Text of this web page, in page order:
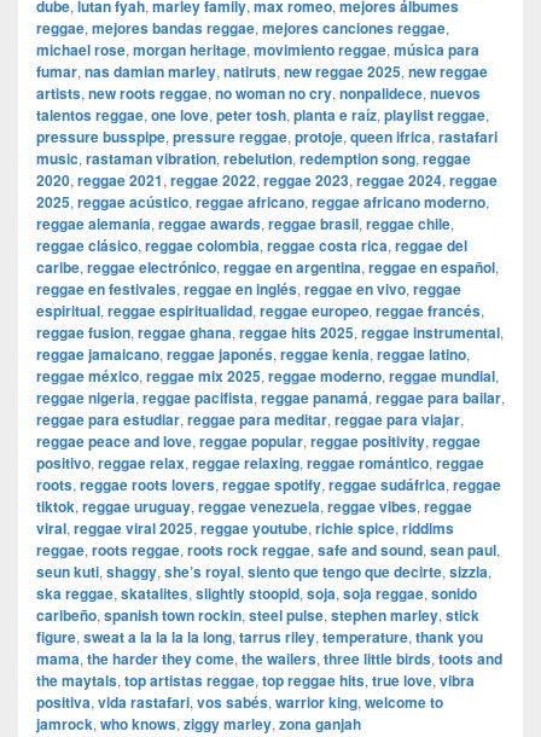
dube, lutan fyah, marley family, max romeo, mejores álbumes
reggae, mejores bandas reggae, mejores canciones reggae,
michael rose, morgan heritage, movimiento reggae, música para
fumar, nas damian marley, natiruts, new reggae 2025, new reggae
artists, new roots reggae, no woman no cry, nonpalidece, nuevos
talentos reggae, one love, peter tosh, planta e raíz, playlist reggae,
pressure busspipe, pressure reggae, protoje, queen ifrica, rastafari
music, rastaman vibration, rebelution, redemption song, reggae
2020, reggae 2021, reggae 2022, reggae 2023, reggae 2024, reggae
2025, reggae acústico, reggae africano, reggae africano moderno,
reggae alemania, reggae awards, reggae brasil, reggae chile,
reggae clásico, reggae colombia, reggae costa rica, reggae del
caribe, reggae electrónico, reggae en argentina, reggae en español,
reggae en festivales, reggae en inglés, reggae en vivo, reggae
espiritual, reggae espiritualidad, reggae europeo, reggae francés,
reggae fusion, reggae ghana, reggae hits 2025, reggae instrumental,
reggae jamaicano, reggae japonés, reggae kenia, reggae latino,
reggae méxico, reggae mix 2025, reggae moderno, reggae mundial,
reggae nigeria, reggae pacifista, reggae panamá, reggae para bailar,
reggae para estudiar, reggae para meditar, reggae para viajar,
reggae peace and love, reggae popular, reggae positivity, reggae
positivo, reggae relax, reggae relaxing, reggae romántico, reggae
roots, reggae roots lovers, reggae spotify, reggae sudáfrica, reggae
tiktok, reggae uruguay, reggae venezuela, reggae vibes, reggae
viral, reggae viral 2025, reggae youtube, richie spice, riddims
reggae, roots reggae, roots rock reggae, safe and sound, sean paul,
seun kuti, shaggy, she’s royal, siento que tengo que decirte, sizzla,
ska reggae, skatalites, slightly stoopid, soja, soja reggae, sonido
caribeño, spanish town rockin, steel pulse, stephen marley, stick
figure, sweat a la la la la long, tarrus riley, temperature, thank you
mama, the harder they come, the wailers, three little birds, toots and
the maytals, top artistas reggae, top reggae hits, true love, vibra
positiva, vida rastafari, vos sabés, warrior king, welcome to
jamrock, who knows, ziggy marley, zona ganjah